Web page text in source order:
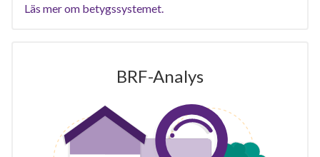
Läs mer om betygssystemet.
BRF-Analys